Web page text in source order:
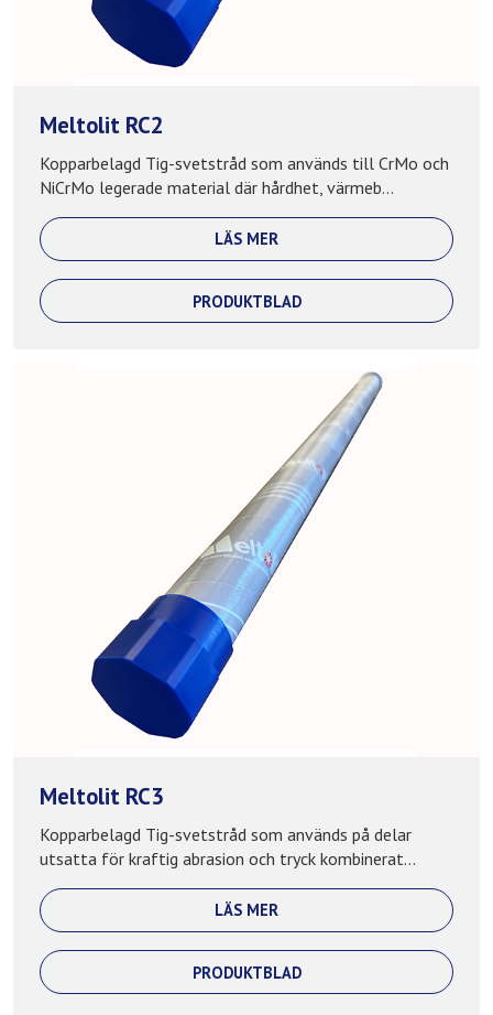
Meltolit RC2
Kopparbelagd Tig-svetstråd som används till CrMo och
NiCrMo legerade material där hårdhet, värmeb...
LÄS MER
PRODUKTBLAD
Meltolit RC3
Kopparbelagd Tig-svetstråd som används på delar
utsatta för kraftig abrasion och tryck kombinerat...
LÄS MER
PRODUKTBLAD